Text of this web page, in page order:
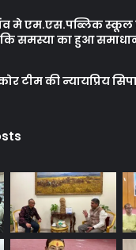
मे एम.एस.पब्लिक
कि समस्या का हुआ
टीम की न्यायप्रिय